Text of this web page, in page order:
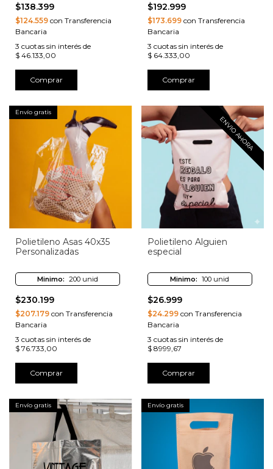
$138.399
$124.559 con Transferencia
Bancaria
3 cuotas sin interés de
$ 46.133,00
Comprar
$192.999
$173.699con Transferencia
Bancaria
3 cuotas sin interés de
$ 64.333,00
Comprar
Envío gratis
Polietileno Asas 40x35
Personalizadas
Minimo: 200 unid
$230.199
$207.179 con Transferencia
Bancaria
3 cuotas sin interés de
$ 76.733,00
Comprar
ENVIO AHORA
Polietileno Alguien
especial
Minimo: 100 unid
$26.999
$24.299con Transferencia
Bancaria
3 cuotas sin interés de
$ 8999,67
Comprar
Envío gratis Envío gratis